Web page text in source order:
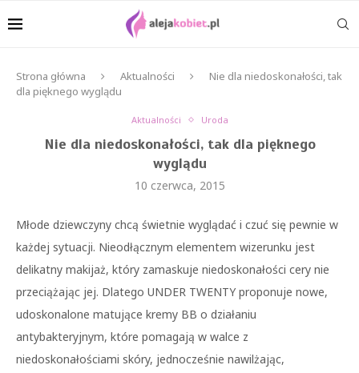
Strona główna Aktualności
Nie dla niedoskonałości, tak
dla pięknego wyglądu
Aktualności Uroda
Nie dla niedoskonałości, tak dla pięknego
wyglądu
10 czerwca, 2015
Młode dziewczyny chcą świetnie wyglądać i czuć się pewnie w
każdej sytuacji. Nieodłącznym elementem wizerunku jest
delikatny makijaż, który zamaskuje niedoskonałości cery nie
przeciążając jej. Dlatego UNDER TWENTY proponuje nowe,
udoskonalone matujące kremy BB o działaniu
antybakteryjnym, które pomagają w walce z
niedoskonałościami skóry, jednocześnie nawilżając,